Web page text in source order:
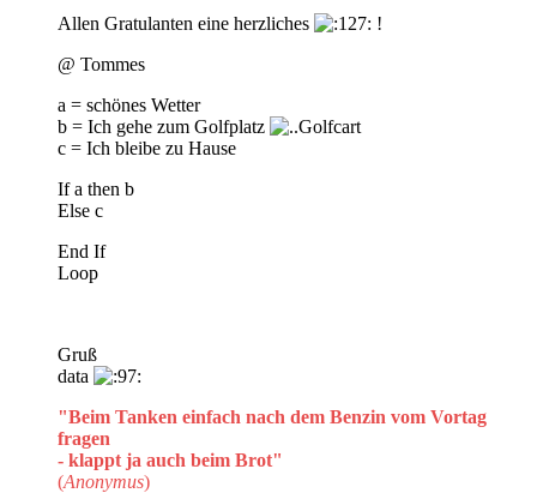
Allen Gratulanten eine herzliches
!
@ Tommes
a = schönes Wetter
b = Ich gehe zum Golfplatz
c = Ich bleibe zu Hause
If a then b
Else c
End If
Loop
Gruß
data
"Beim Tanken einfach nach dem Benzin vom Vortag
fragen
- klappt ja auch beim Brot"
(Anonymus)